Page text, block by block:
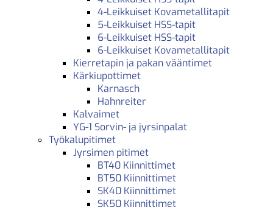
4-Leikkuiset Kovametallitapit
5-Leikkuiset HSS-tapit
6-Leikkuiset HSS-tapit
6-Leikkuiset Kovametallitapit
Kierretapin ja pakan vääntimet
Kärkiupottimet
Karnasch
Hahnreiter
Kalvaimet
YG-1 Sorvin- ja jyrsinpalat
Työkalupitimet
Jyrsimen pitimet
BT40 Kiinnittimet
BT50 Kiinnittimet
SK40 Kiinnittimet
SK50 Kiinnittimet